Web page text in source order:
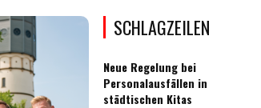
SCHLAGZEILEN
Neue Regelung bei
Personalausfällen in
städtischen Kitas